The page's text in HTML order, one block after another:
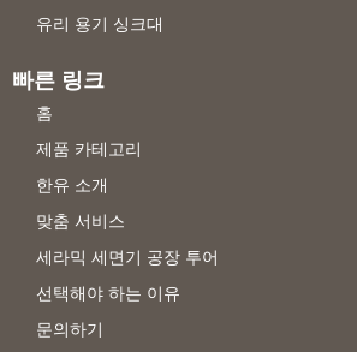
유리 용기 싱크대
빠른 링크
홈
제품 카테고리
한유 소개
맞춤 서비스
세라믹 세면기 공장 투어
선택해야 하는 이유
문의하기